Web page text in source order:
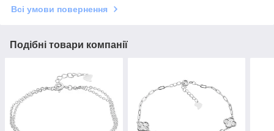
Всі умови повернення
Подібні товари компанії